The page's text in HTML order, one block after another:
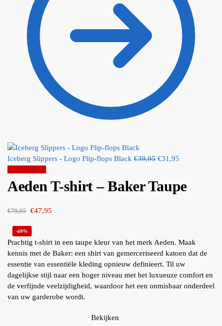
Iceberg Slippers - Logo Flip-flops Black €39,95 €31,95
Aeden T-shirt – Baker Taupe
€79,95 €47,95
-40%
Prachtig t-shirt in een taupe kleur van het merk Aeden. Maak
kennis met de Baker: een shirt van gemerceriseerd katoen dat de
essentie van essentiële kleding opnieuw definieert. Til uw
dagelijkse stijl naar een hoger niveau met het luxueuze comfort en
de verfijnde veelzijdigheid, waardoor het een onmisbaar onderdeel
van uw garderobe wordt.
Bekijken